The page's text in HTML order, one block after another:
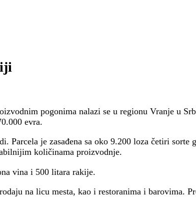
pogonima nalazi se u regionu Vranje u
evra.
Parcela je zasađena sa oko 9.200 loza četiri
količinama proizvodnje.
vina i 500 litara rakije.
na licu mesta, kao i restoranima i barovima.